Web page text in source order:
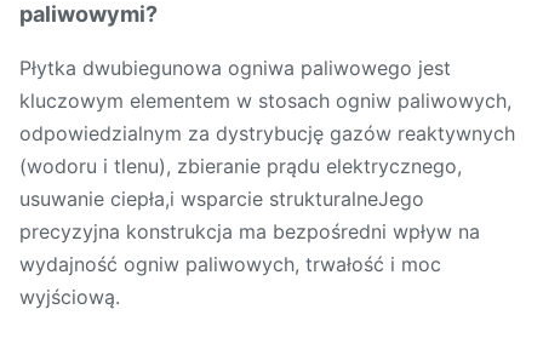
paliwowymi?
Płytka dwubiegunowa ogniwa paliwowego jest
kluczowym elementem w stosach ogniw paliwowych,
odpowiedzialnym za dystrybucję gazów reaktywnych
(wodoru i tlenu), zbieranie prądu elektrycznego,
usuwanie ciepła,i wsparcie strukturalneJego
precyzyjna konstrukcja ma bezpośredni wpływ na
wydajność ogniw paliwowych, trwałość i moc
wyjściową.